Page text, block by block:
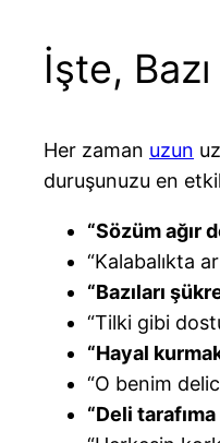
İşte,
Her zaman uzun
duruşunuzu en
“Sözüm ağır
“Kalabalıkta
“Bazıları
“Tilki gibi
“Hayal
“O benim
“Deli